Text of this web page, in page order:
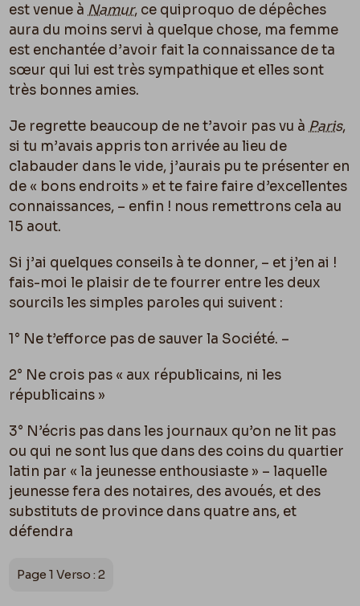
est venue àNamur, ce quiproquo de dépêches
aura du moins servi à quelque chose, mafemme
est enchantée d’avoir fait la connaissance de ta
sœur qui lui est très sympathique et elles sont
très bonnes amies.
Je regrette beaucoup de ne t’avoir pas vu àParis,
si tu m’avais appris ton arrivée au lieu de
clabauder dans le vide, j’aurais pu te présenter en
de « bons endroits » et te faire faire d’excellentes
connaissances, – enfin ! nous remettrons cela au
15 aout.
Si j’ai quelques conseils à te donner, – et j’en ai !
fais-moi le plaisir de te fourrer entre les deux
sourcils les simples paroles qui suivent :
1° Ne t’efforce pas de sauver la Société. –
2° Ne crois pas « aux républicains, ni les
républicains »
3° N’écris pas dans les journaux qu’on ne lit pas
ou qui ne sont lus que dans des coins du quartier
latin par « la jeunesse enthousiaste » – laquelle
jeunesse fera des notaires, des avoués, et des
substituts de province dans quatre ans, et
défendra
Page 1 Verso : 2